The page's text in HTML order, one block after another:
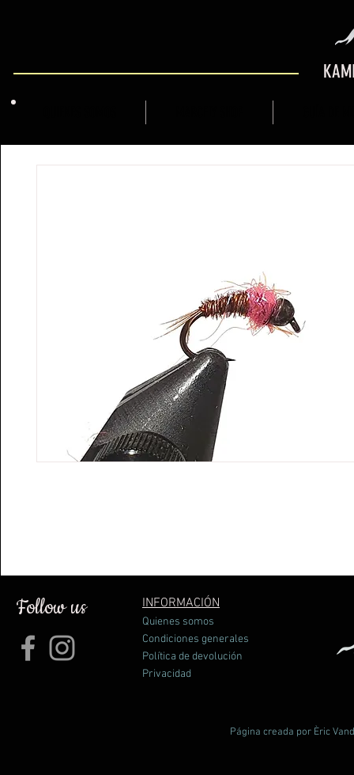
Follow us INFORMACIÓN
Quienes somos
Condiciones generales
Política de devolución
Privacidad
Página creada por Èric